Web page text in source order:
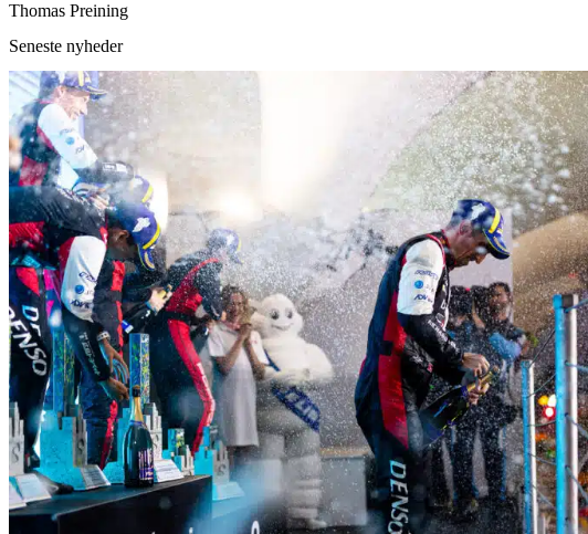
Thomas Preining
Seneste nyheder